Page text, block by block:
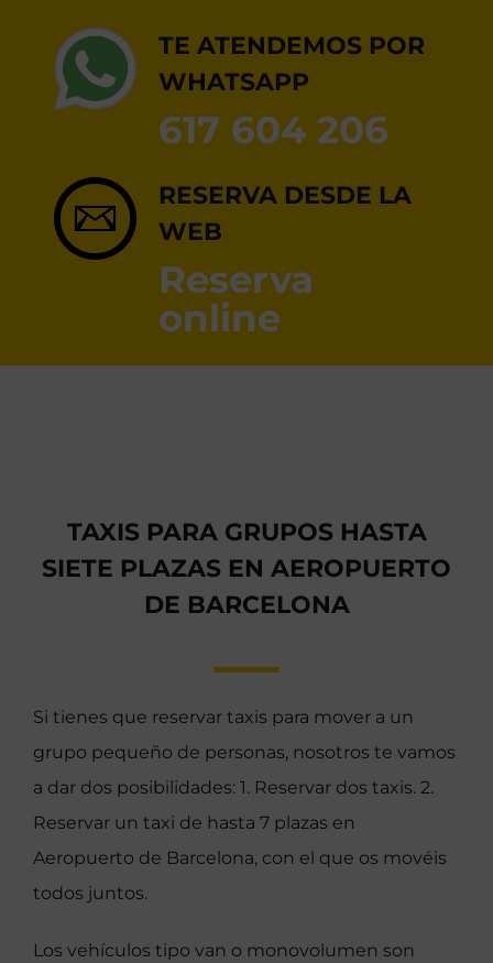
TE ATENDEMOS POR
WHATSAPP
617 604 206
RESERVA DESDE LA
WEB
Reserva
online
TAXIS PARA GRUPOS HASTA
SIETE PLAZAS EN AEROPUERTO
DE BARCELONA
Si tienes que reservar taxis para mover a un
grupo pequeño de personas, nosotros te vamos
a dar dos posibilidades: 1. Reservar dos taxis. 2.
Reservar un taxi de hasta 7 plazas en
Aeropuerto de Barcelona, con el que os movéis
todos juntos.
Los vehículos tipo van o monovolumen son